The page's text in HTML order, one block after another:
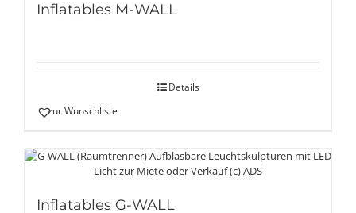
Inflatables M-WALL
Details
zur Wunschliste
Inflatables G-WALL